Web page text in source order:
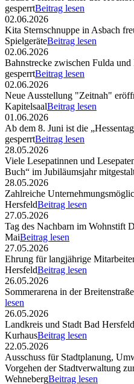
gesperrtBeitrag lesen
02.06.2026
Kita Sternschnuppe in Asbach
SpielgeräteBeitrag lesen
02.06.2026
Bahnstrecke zwischen Fulda und
gesperrtBeitrag lesen
02.06.2026
Neue Ausstellung "Zeitnah"
KapitelsaalBeitrag lesen
01.06.2026
Ab dem 8. Juni ist die
gesperrtBeitrag lesen
28.05.2026
Viele Lesepatinnen und
Buch“ im Jubiläumsjahr
28.05.2026
Zahlreiche
HersfeldBeitrag lesen
27.05.2026
Tag des Nachbarn im Wohnstift
MaiBeitrag lesen
27.05.2026
Ehrung für langjährige
HersfeldBeitrag lesen
26.05.2026
Sommerarena in der
lesen
26.05.2026
Landkreis und Stadt Bad
KurhausBeitrag lesen
22.05.2026
Ausschuss für Stadtplanung,
Vorgehen der Stadtverwaltung
WehnebergBeitrag lesen